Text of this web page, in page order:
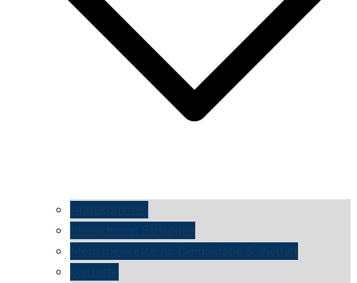
Angekommen
Menschen in Schildgen
Menschenkette für Demokratie & Vielfalt
konzerte